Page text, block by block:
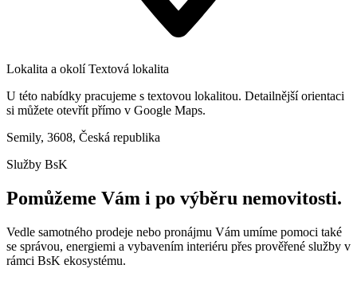
Lokalita a okolí Textová lokalita
U této nabídky pracujeme s textovou lokalitou. Detailnější orientaci
si můžete otevřít přímo v Google Maps.
Semily, 3608, Česká republika
Služby BsK
Pomůžeme Vám i po výběru nemovitosti.
Vedle samotného prodeje nebo pronájmu Vám umíme pomoci také
se správou, energiemi a vybavením interiéru přes prověřené služby v
rámci BsK ekosystému.